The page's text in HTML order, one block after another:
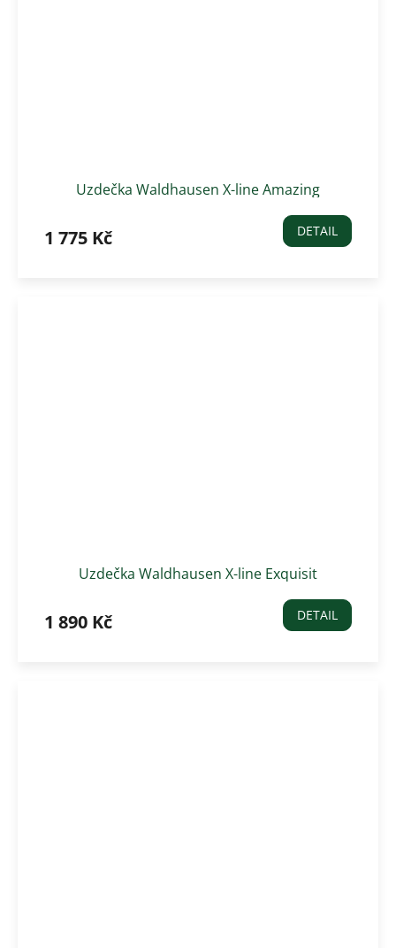
Uzdečka Waldhausen X-line Amazing
1 775 Kč DETAIL
Uzdečka Waldhausen X-line Exquisit
1 890 Kč DETAIL